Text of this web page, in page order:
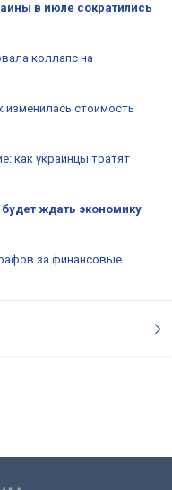
в июле сократились
коллапс на
стоимость
как украинцы тратят
ждать экономику
за финансовые